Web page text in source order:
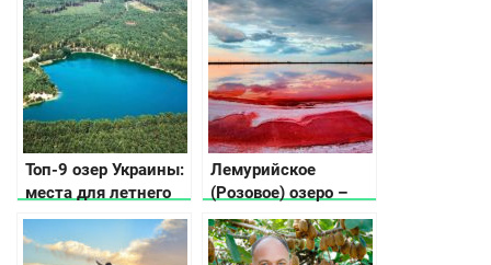
України
виглядом з вікна
Топ-9 озер Украины:
места для летнего
отдыха у воды
Лемурийское
(Розовое) озеро –
мифы и реальность!